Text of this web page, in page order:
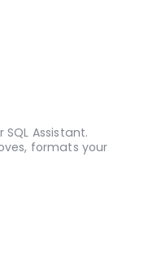
Assistant.
formats your